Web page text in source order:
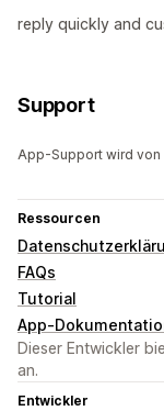
reply quickly and
Support
App-Support wird von
Ressourcen
FAQs
Tutorial
App-
Dieser Entwickler
an.
Entwickler